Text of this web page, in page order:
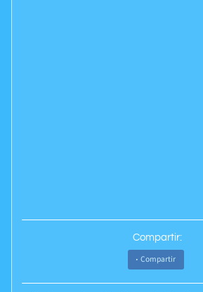
Compartir:
Compartir